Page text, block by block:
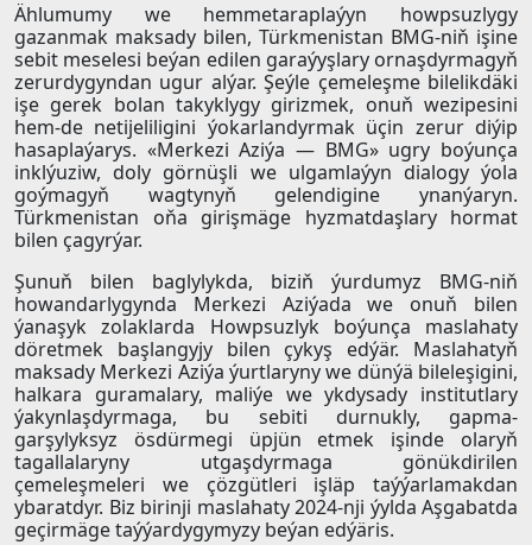
Ählumumy we hemmetaraplaýyn howpsuzlygy
gazanmak maksady bilen, Türkmenistan BMG-niň işine
sebit meselesi beýan edilen garaýyşlary ornaşdyrmagyň
zerurdygyndan ugur alýar. Şeýle çemeleşme bilelikdäki
işe gerek bolan takyklygy girizmek, onuň wezipesini
hem-de netijeliligini ýokarlandyrmak üçin zerur diýip
hasaplaýarys. «Merkezi Aziýa — BMG» ugry boýunça
inklýuziw, doly görnüşli we ulgamlaýyn dialogy ýola
goýmagyň wagtynyň gelendigine ynanýaryn.
Türkmenistan oňa girişmäge hyzmatdaşlary hormat
bilen çagyrýar.
Şunuň bilen baglylykda, biziň ýurdumyz BMG-niň
howandarlygynda Merkezi Aziýada we onuň bilen
ýanaşyk zolaklarda Howpsuzlyk boýunça maslahaty
döretmek başlangyjy bilen çykyş edýär. Maslahatyň
maksady Merkezi Aziýa ýurtlaryny we dünýä bileleşigini,
halkara guramalary, maliýe we ykdysady institutlary
ýakynlaşdyrmaga, bu sebiti durnukly, gapma-
garşylyksyz ösdürmegi üpjün etmek işinde olaryň
tagallalaryny utgaşdyrmaga gönükdirilen
çemeleşmeleri we çözgütleri işläp taýýarlamakdan
ybaratdyr. Biz birinji maslahaty 2024-nji ýylda Aşgabatda
geçirmäge taýýardygymyzy beýan edýäris.